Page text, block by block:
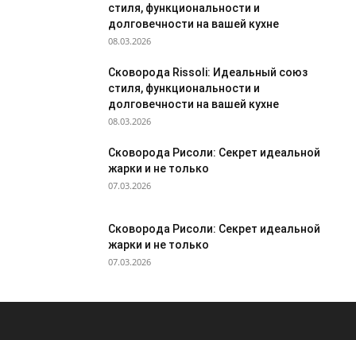
стиля, функциональности и
долговечности на вашей кухне
08.03.2026
Сковорода Rissoli: Идеальный союз
стиля, функциональности и
долговечности на вашей кухне
08.03.2026
Сковорода Рисоли: Секрет идеальной
жарки и не только
07.03.2026
Сковорода Рисоли: Секрет идеальной
жарки и не только
07.03.2026